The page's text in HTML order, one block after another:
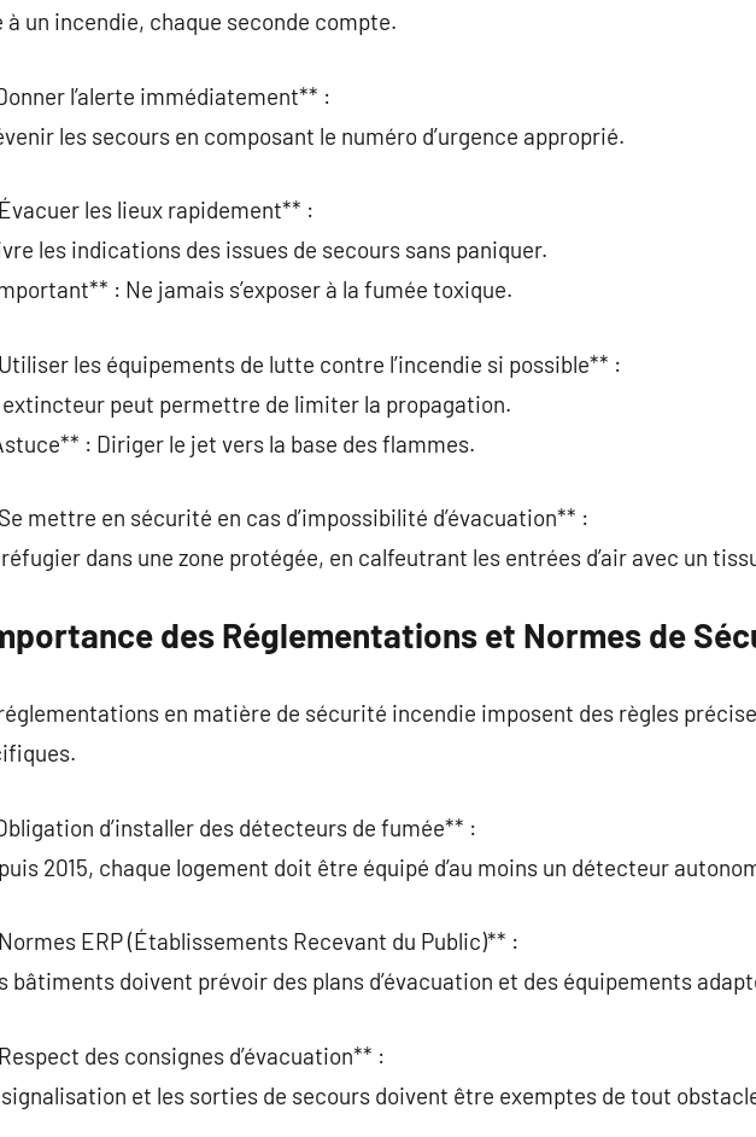
à un incendie, chaque seconde compte.
l’alerte immédiatement** :
les secours en composant le numéro d’urgence approprié.
les lieux rapidement** :
les indications des issues de secours sans paniquer.
: Ne jamais s’exposer à la fumée toxique.
les équipements de lutte contre l’incendie si possible** :
extincteur peut permettre de limiter la propagation.
: Diriger le jet vers la base des flammes.
mettre en sécurité en cas d’impossibilité d’évacuation** :
réfugier dans une zone protégée, en calfeutrant les entrées d’air avec un
des Réglementations et Normes de
en matière de sécurité incendie imposent des règles
d’installer des détecteurs de fumée** :
2015, chaque logement doit être équipé d’au moins un détecteur
ERP (Établissements Recevant du Public)** :
bâtiments doivent prévoir des plans d’évacuation et des équipements
des consignes d’évacuation** :
et les sorties de secours doivent être exemptes de tout